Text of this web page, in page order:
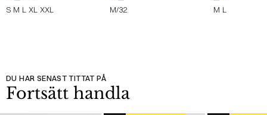
S M L XL XXL M/32 M L
DU HAR SENAST TITTAT PÅ
Fortsätt handla